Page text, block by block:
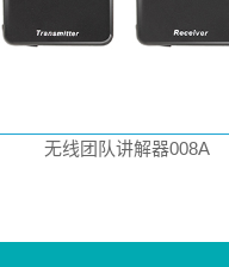
无线团队讲解器008A